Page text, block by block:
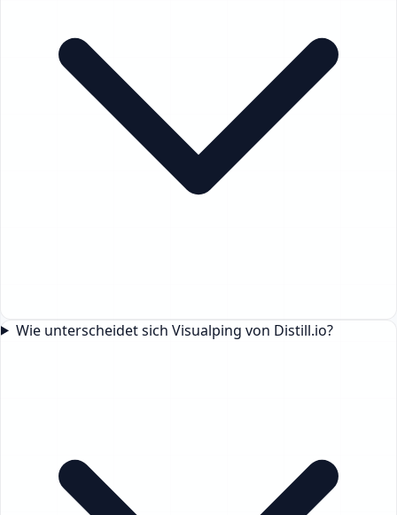
Wie unterscheidet sich Visualping von Distill.io?